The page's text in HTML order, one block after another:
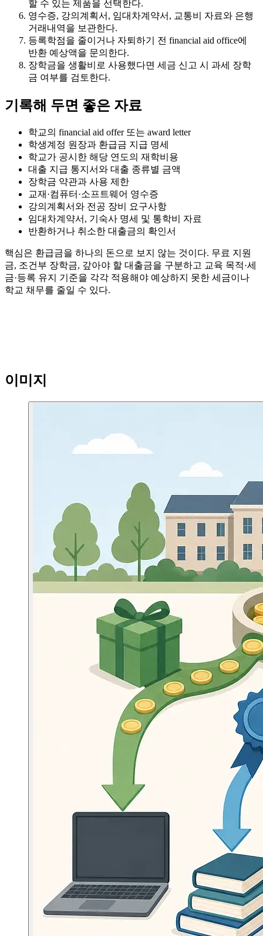
할 수 있는 제품을 선택한다.
영수증, 강의계획서, 임대차계약서, 교통비 자료와 은행
거래내역을 보관한다.
등록학점을 줄이거나 자퇴하기 전 financial aid office에
반환 예상액을 문의한다.
장학금을 생활비로 사용했다면 세금 신고 시 과세 장학
금 여부를 검토한다.
기록해 두면 좋은 자료
학교의 financial aid offer 또는 award letter
학생계정 원장과 환급금 지급 명세
학교가 공시한 해당 연도의 재학비용
대출 지급 통지서와 대출 종류별 금액
장학금 약관과 사용 제한
교재·컴퓨터·소프트웨어 영수증
강의계획서와 전공 장비 요구사항
임대차계약서, 기숙사 명세 및 통학비 자료
반환하거나 취소한 대출금의 확인서
핵심은 환급금을 하나의 돈으로 보지 않는 것이다. 무료 지원
금, 조건부 장학금, 갚아야 할 대출금을 구분하고 교육 목적·세
금·등록 유지 기준을 각각 적용해야 예상하지 못한 세금이나
학교 채무를 줄일 수 있다.
이미지